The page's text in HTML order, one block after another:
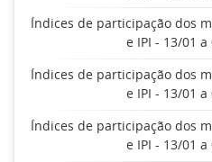
Índices de participação dos
e IPI - 13/01
Índices de participação dos
e IPI - 13/01
Índices de participação dos
e IPI - 13/01